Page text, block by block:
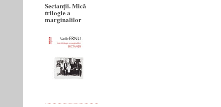
Sectanţii. Mică
trilogie a
marginalilor